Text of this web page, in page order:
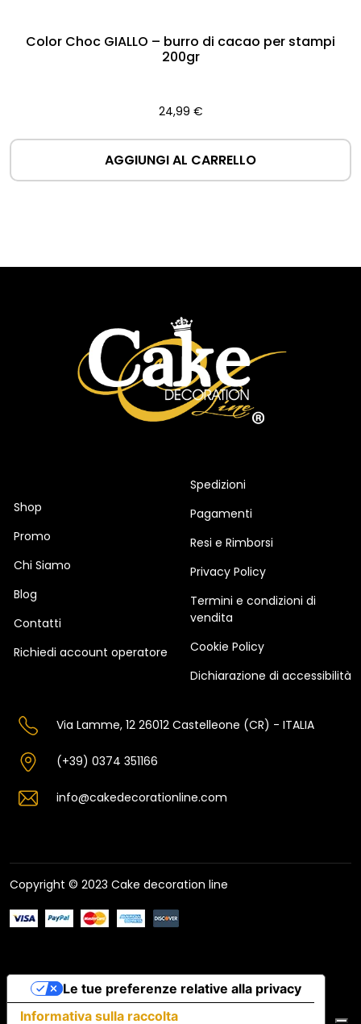
Color Choc GIALLO – burro di cacao per stampi
200gr
24,99 €
AGGIUNGI AL CARRELLO
Shop
Promo
Chi Siamo
Blog
Contatti
Richiedi account operatore
Spedizioni
Pagamenti
Resi e Rimborsi
Privacy Policy
Termini e condizioni di
vendita
Cookie Policy
Dichiarazione di accessibilità
Via Lamme, 12 26012 Castelleone (CR) - ITALIA
(+39) 0374 351166
info@cakedecorationline.com
Copyright © 2023 Cake decoration line
Informativa sulla raccolta
Le tue preferenze relative alla privacy